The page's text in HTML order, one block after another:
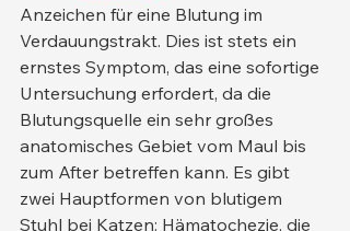
Anzeichen für eine Blutung im
Verdauungstrakt. Dies ist stets ein
ernstes Symptom, das eine sofortige
Untersuchung erfordert, da die
Blutungsquelle ein sehr großes
anatomisches Gebiet vom Maul bis
zum After betreffen kann. Es gibt
zwei Hauptformen von blutigem
Stuhl bei Katzen: Hämatochezie, die